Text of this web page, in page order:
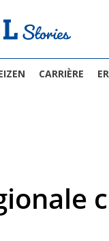
CARRIÈRE